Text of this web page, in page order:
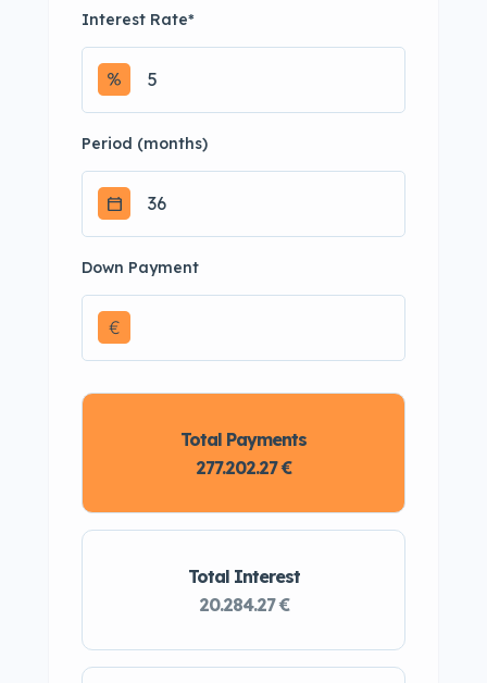
Interest Rate*
Period (months)
Down Payment
€
Total Interest
20.284.27 €
Total Payments
277.202.27 €